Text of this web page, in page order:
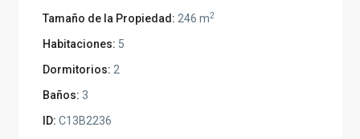
Tamaño de la Propiedad: 246 m2
Habitaciones: 5
Dormitorios: 2
Baños: 3
ID: C13B2236